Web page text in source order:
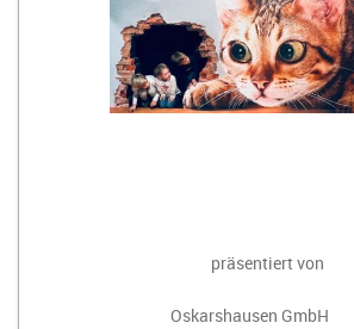
präsentiert von
Oskarshausen GmbH